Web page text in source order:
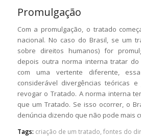
Promulgação
Com a promulgação, o tratado
nacional. No caso do Brasil, se um
sobre direitos humanos) for
depois outra norma interna tratar do
com uma vertente diferente,
considerável divergências teóricas
revogar o Tratado. A norma interna
que um Tratado. Se isso ocorrer, o
denúncia dizendo que não pode mais
Tags: criação de um tratado fontes do